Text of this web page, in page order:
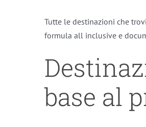
Tutte le destinazioni che
formula all inclusive e
base al